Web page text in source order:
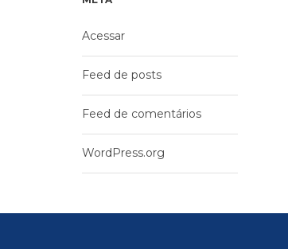
Acessar
Feed de posts
Feed de comentários
WordPress.org